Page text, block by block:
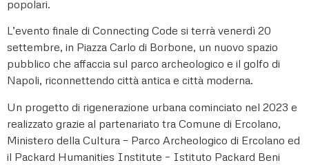
popolari.
L’evento finale di Connecting Code si terrà venerdì 20
settembre, in Piazza Carlo di Borbone, un nuovo spazio
pubblico che affaccia sul parco archeologico e il golfo di
Napoli, riconnettendo città antica e città moderna.
Un progetto di rigenerazione urbana cominciato nel 2023 e
realizzato grazie al partenariato tra Comune di Ercolano,
Ministero della Cultura – Parco Archeologico di Ercolano ed
il Packard Humanities Institute – Istituto Packard Beni